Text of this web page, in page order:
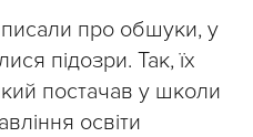
про обшуки, у
підозри. Так, їх
постачав у школи
освіти